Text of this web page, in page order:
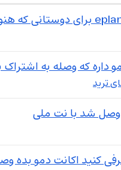
که وصله به اشتراک
ترید
کنید اکانت دمو بده